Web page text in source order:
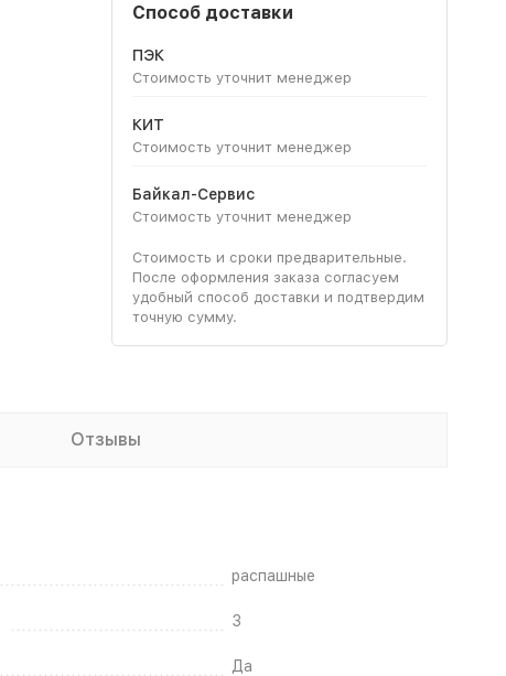
Способ доставки
ПЭК
Стоимость уточнит менеджер
КИТ
Стоимость уточнит менеджер
Байкал-Сервис
Стоимость уточнит менеджер
Стоимость и сроки предварительные.
После оформления заказа согласуем
удобный способ доставки и подтвердим
точную сумму.
Отзывы
распашные
3
Да